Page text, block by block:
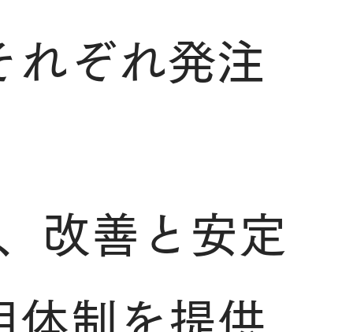
れぞれ発注
改善と安定
体制を提供